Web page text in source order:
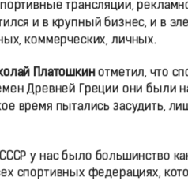
трансляции,
и в крупный бизнес, и в
коммерческих, личных.
Платошкинотметил, что
Древней Греции они были
время пытались засудить,
у нас было большинство
спортивных федерациях,